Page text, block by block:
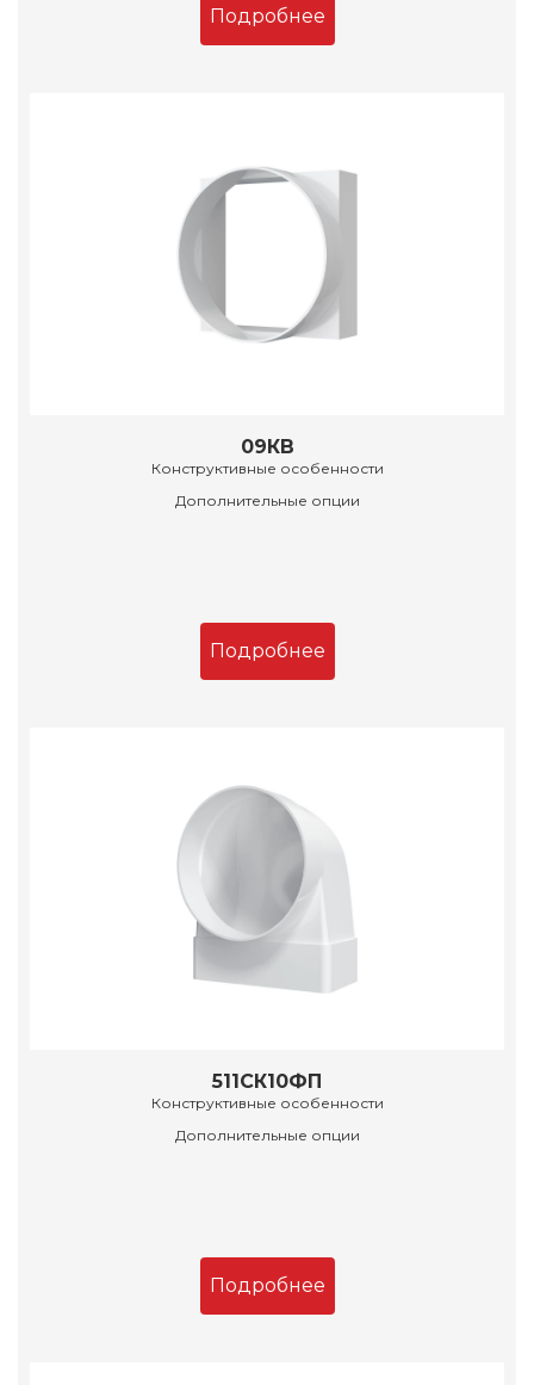
Подробнее
09КВ
Конструктивные особенности
Дополнительные опции
Подробнее
511СК10ФП
Конструктивные особенности
Дополнительные опции
Подробнее